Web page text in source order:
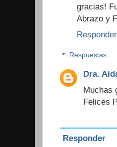
gracias!
Abrazo y
Responder
Respuestas
Dra.
Muchas
Felices
Responder